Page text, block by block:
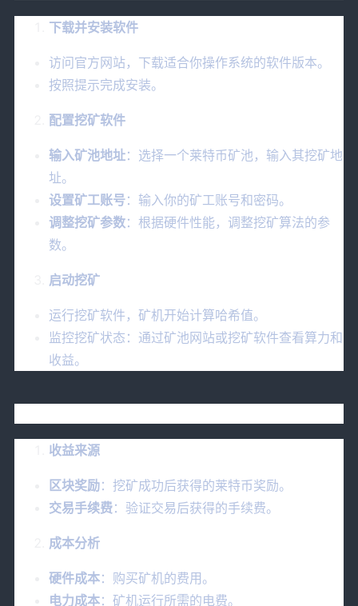
下载并安装软件
访问官方网站，下载适合你操作系统的软件版本。
按照提示完成安装。
配置挖矿软件
输入矿池地址：选择一个莱特币矿池，输入其挖矿地
址。
设置矿工账号：输入你的矿工账号和密码。
调整挖矿参数：根据硬件性能，调整挖矿算法的参
数。
启动挖矿
运行挖矿软件，矿机开始计算哈希值。
监控挖矿状态：通过矿池网站或挖矿软件查看算力和
收益。
收益来源
区块奖励：挖矿成功后获得的莱特币奖励。
交易手续费：验证交易后获得的手续费。
成本分析
硬件成本：购买矿机的费用。
电力成本：矿机运行所需的电费。